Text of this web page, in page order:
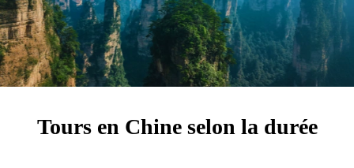
Tours en Chine selon la durée